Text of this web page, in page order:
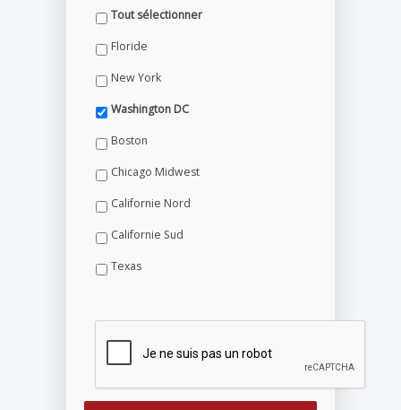
Tout sélectionner
Floride
New York
Washington DC
Boston
Chicago Midwest
Californie Nord
Californie Sud
Texas